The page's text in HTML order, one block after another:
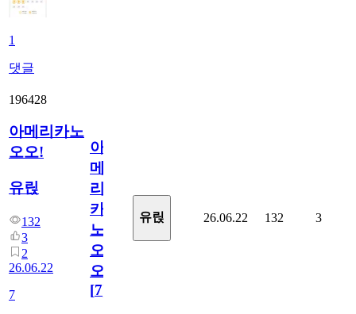
1
댓글
196428
아메리카노
오오!
유릱
132
3
2
26.06.22
7
아
메
리
카
노
오
오!
[7]
유릱 26.06.22 132 3